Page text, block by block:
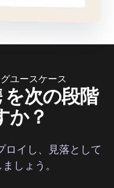
ユースケース
次の段階
か？
ロイし、見落として
しょう。